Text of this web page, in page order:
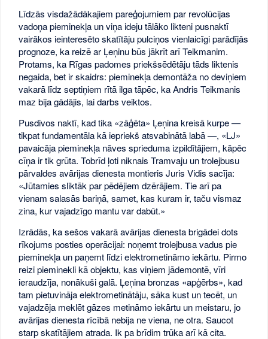
Līdzās visdažādākajiem pareģojumiem par revolūcijas
vadoņa pieminekļa un viņa ideju tālāko likteni pusnaktī
vairākos ieinteresēto skatītāju pulciņos vienlaicīgi parādījās
prognoze, ka reizē ar Ļeņinu būs jākrīt arī Teikmanim.
Protams, ka Rīgas padomes priekšsēdētāju tāds liktenis
negaida, bet ir skaidrs: pieminekļa demontāža no deviņiem
vakarā līdz septiņiem rītā ilga tāpēc, ka Andris Teikmanis
maz bija gādājis, lai darbs veiktos.
Pusdivos naktī, kad tika «zāģēta» Ļeņina kreisā kurpe —
tikpat fundamentāla kā iepriekš atsvabinātā labā —, «LJ»
pavaicāja pieminekļa nāves sprieduma izpildītājiem, kāpēc
cīņa ir tik grūta. Tobrīd ļoti niknais Tramvaju un trolejbusu
pārvaldes avārijas dienesta montieris Juris Vidis sacīja:
«Jūtamies sliktāk par pēdējiem dzērājiem. Tie arī pa
vienam salasās bariņā, samet, kas kuram ir, taču vismaz
zina, kur vajadzīgo mantu var dabūt.»
Izrādās, ka sešos vakarā avārijas dienesta brigādei dots
rīkojums posties operācijai: noņemt trolejbusa vadus pie
pieminekļa un paņemt līdzi elektrometināmo iekārtu. Pirmo
reizi pieminekli kā objektu, kas viņiem jādemontē, vīri
ieraudzīja, nonākuši galā. Ļeņina bronzas «apģērbs», kad
tam pietuvināja elektrometinātāju, sāka kust un tecēt, un
vajadzēja meklēt gāzes metināmo iekārtu un meistaru, jo
avārijas dienesta rīcībā nebija ne viena, ne otra. Saucot
starp skatītājiem atrada. Ik pa brīdim trūka arī kā cita.